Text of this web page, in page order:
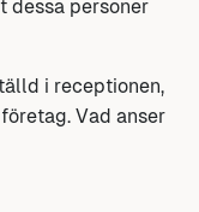
dessa personer
i receptionen,
Vad anser